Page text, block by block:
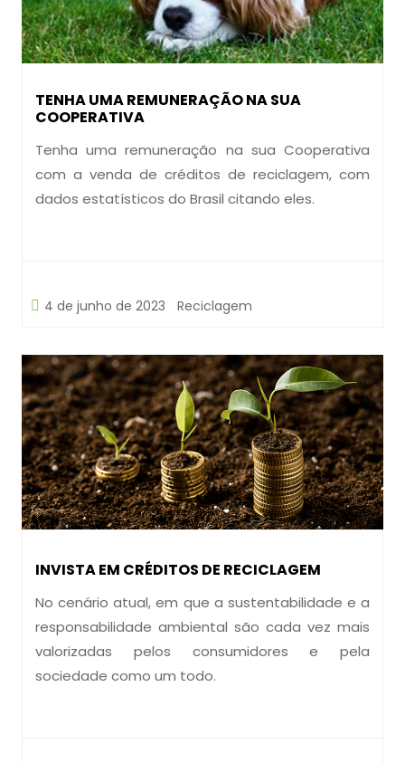
TENHA UMA REMUNERAÇÃO NA SUA
COOPERATIVA
Tenha uma remuneração na sua Cooperativa
com a venda de créditos de reciclagem, com
dados estatísticos do Brasil citando eles.
4 de junho de 2023 Reciclagem
INVISTA EM CRÉDITOS DE RECICLAGEM
No cenário atual, em que a sustentabilidade e a
responsabilidade ambiental são cada vez mais
valorizadas pelos consumidores e pela
sociedade como um todo.